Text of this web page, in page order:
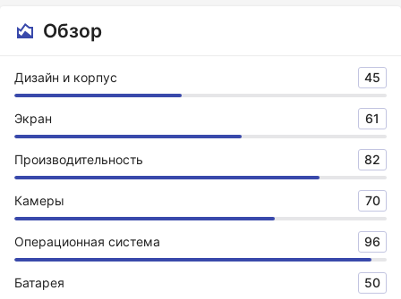
Обзор
Дизайн и корпус 45
Экран 61
Производительность 82
Камеры 70
Операционная система 96
Батарея 50